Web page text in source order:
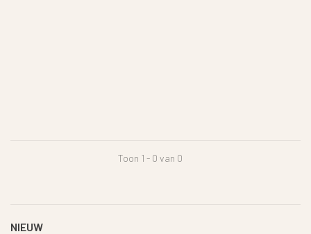
Toon 1 - 0 van 0
NIEUW